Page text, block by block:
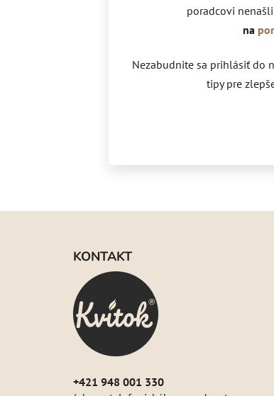
poradcovi
na
Nezabudnite sa prihlásiť do
tipy pre
KONTAKT
+421 948 001 330